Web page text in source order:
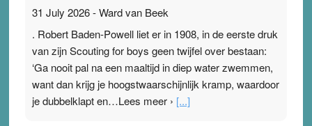
31 July 2026-Ward van Beek
. Robert Baden-Powell liet er in 1908, in de eerste druk
van zijn Scouting for boys geen twijfel over bestaan:
‘Ga nooit pal na een maaltijd in diep water zwemmen,
want dan krijg je hoogstwaarschijnlijk kramp, waardoor
je dubbelklapt en…Lees meer › [...]